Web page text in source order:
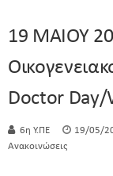
19 ΜΑΙΟΥ
Doctor Day/
6η Υ.ΠΕ 19/05/
Ανακοινώσεις